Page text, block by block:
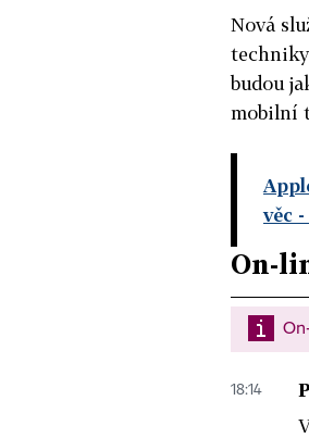
Nová
budou
mobilní
věc
On-
18:14